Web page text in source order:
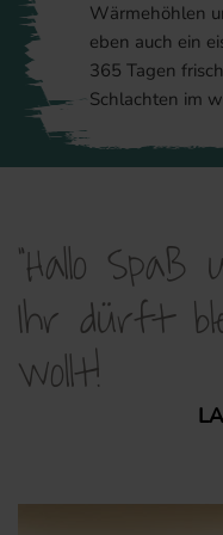
Wärmehöhlen
eben auch ein
365 Tagen
Schlachten im
"Hallo
Ihr dürft
wollt!